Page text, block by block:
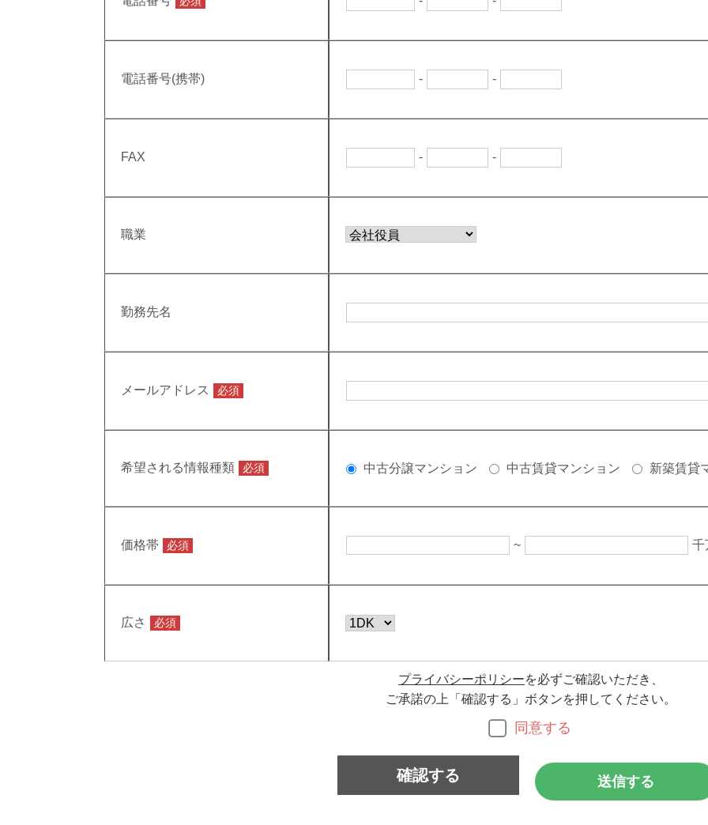
電話番号(携帯) - -
FAX - -
職業
勤務先名
メールアドレス 必須
希望される情報種類 必須 中古分譲マンション 中古賃貸マンション 新築賃貸
価格帯 必須 ~ 千
広さ 必須
プライバシーポリシーを必ずご確認いただき、
ご承諾の上「確認する」ボタンを押してください。
同意する